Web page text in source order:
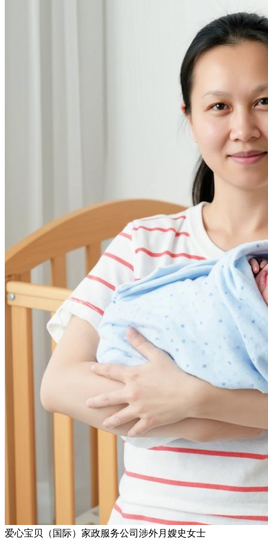
爱心宝贝（国际）家政服务公司涉外月嫂史女士